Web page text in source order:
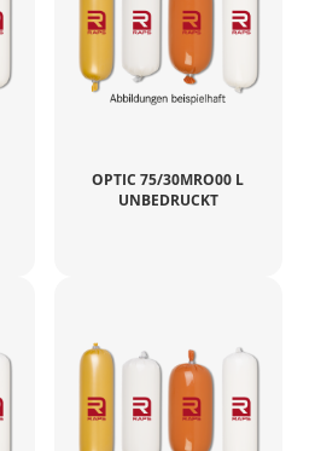
OPTIC 75/30MRO00 L
UNBEDRUCKT